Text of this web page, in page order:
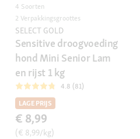
4 Soorten
2 Verpakkingsgroottes
SELECT GOLD
Sensitive droogvoeding
hond Mini Senior Lam
en rijst 1 kg
4.8 (81)
LAGE PRIJS
€ 8,99
(€ 8,99/kg)